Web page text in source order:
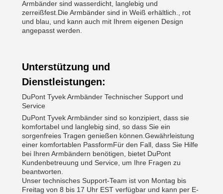
Armbänder sind wasserdicht, langlebig und
zerreißfest.Die Armbänder sind in Weiß erhältlich., rot
und blau, und kann auch mit Ihrem eigenen Design
angepasst werden.
Unterstützung und
Dienstleistungen:
DuPont Tyvek Armbänder Technischer Support und
Service
DuPont Tyvek Armbänder sind so konzipiert, dass sie
komfortabel und langlebig sind, so dass Sie ein
sorgenfreies Tragen genießen können.Gewährleistung
einer komfortablen PassformFür den Fall, dass Sie Hilfe
bei Ihren Armbändern benötigen, bietet DuPont
Kundenbetreuung und Service, um Ihre Fragen zu
beantworten.
Unser technisches Support-Team ist von Montag bis
Freitag von 8 bis 17 Uhr EST verfügbar und kann per E-